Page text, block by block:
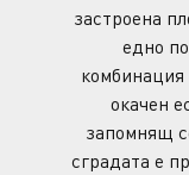
застроена
едно
комбинация
окачен
запомнящ
сградата е